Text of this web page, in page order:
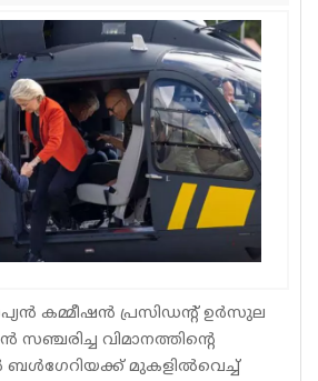
കമ്മീഷന്‍ പ്രസിഡന്റ് ഉര്‍സുല
വിമാനത്തിന്റെ
ബള്‍ഗേറിയക്ക് മുകളില്‍വെച്ച്